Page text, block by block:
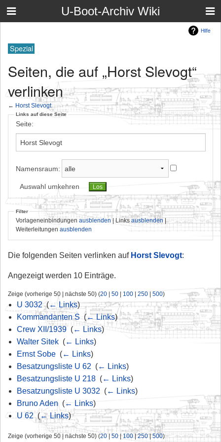
U-Boot-Archiv Wiki
Hilfe
Spezial
Seiten, die auf „Horst Slevogt“
verlinken
← Horst Slevogt
Links auf diese Seite
Seite:
Namensraum:
Auswahl umkehren
Filter
Vorlageneinbindungen ausblenden| Linksausblenden|
Weiterleitungen ausblenden
Die folgenden Seiten verlinken auf Horst Slevogt:
Angezeigt werden 10 Einträge.
Zeige (vorherige 50 | nächste 50) (20 | 50 | 100 | 250 | 500)
U 3032‎(← Links)
Kommandanten S‎(← Links)
Crew XII/1939‎ (← Links)
Walter Sitek‎ (← Links)
Ernst Sobe‎ (← Links)
Besatzungsliste U 62 (← Links)
Besatzungsliste U 218‎ (← Links)
Besatzungsliste U 3032 (← Links)
Bruno Aden‎ (← Links)
U 62‎ (← Links)
Zeige (vorherige 50 | nächste 50) (20 | 50| 100|250|500)